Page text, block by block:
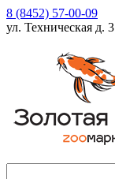
8 (8452) 57-00-09
ул. Техническая д. 3